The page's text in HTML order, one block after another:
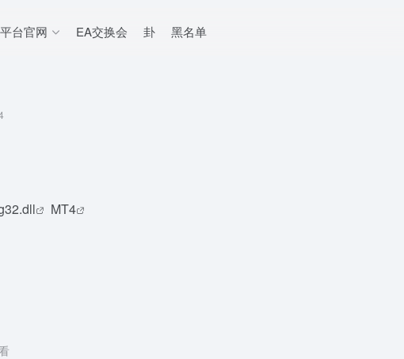
台官网 EA交换会 卦 黑名单
MT4